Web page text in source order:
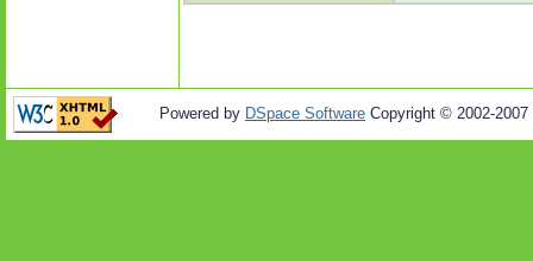
Powered by DSpace Software Copyright © 2002-2007